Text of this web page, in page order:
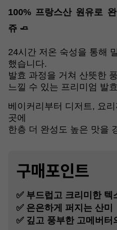
100% 프랑스산 원유로
쥬 🧈
24시간 저온 숙성을 통해
했습니다.
발효 과정을 거쳐 산뜻한
느낄 수 있는 프리미엄 발
베이커리부터 디저트, 요
곳에
한층 더 완성도 높은 맛을
구매포인트
✅ 부드럽고 크리미한 텍
✅ 은은하게 퍼지는 산미
✅ 깊고 풍부한 고메버터